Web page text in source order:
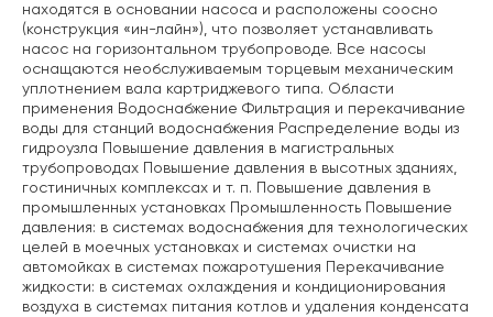
находятся в основании насоса и расположены соосно
(конструкция «ин-лайн»), что позволяет устанавливать
насос на горизонтальном трубопроводе. Все насосы
оснащаются необслуживаемым торцевым механическим
уплотнением вала картриджевого типа. Области
применения Водоснабжение Фильтрация и перекачивание
воды для станций водоснабжения Распределение воды из
гидроузла Повышение давления в магистральных
трубопроводах Повышение давления в высотных зданиях,
гостиничных комплексах и т. п. Повышение давления в
промышленных установках Промышленность Повышение
давления: в системах водоснабжения для технологических
целей в моечных установках и системах очистки на
автомойках в системах пожаротушения Перекачивание
жидкости: в системах охлаждения и кондиционирования
воздуха в системах питания котлов и удаления конденсата